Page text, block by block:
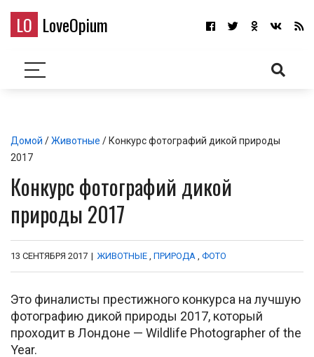
LO LoveOpium
Домой /Животные / Конкурс фотографий дикой природы
2017
Конкурс фотографий дикой
природы 2017
13 СЕНТЯБРЯ 2017 | ЖИВОТНЫЕ , ПРИРОДА , ФОТО
Это финалисты престижного конкурса на лучшую
фотографию дикой природы 2017, который
проходит в Лондоне — Wildlife Photographer of the
Year.